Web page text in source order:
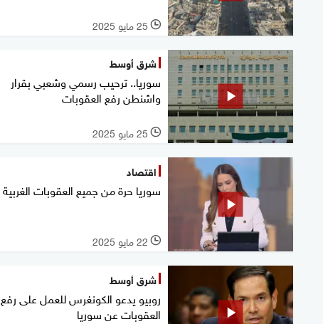
l 25 مايو 2025
شرق أوسط
سوريا.. ترحيب رسمي وشعبي بقرار
واشنطن رفع العقوبات
l 25 مايو 2025
اقتصاد
سوريا حرة من جميع العقوبات الغربية
l 22 مايو 2025
شرق أوسط
روبيو يدعو الكونغرس للعمل على رفع
العقوبات عن سوريا